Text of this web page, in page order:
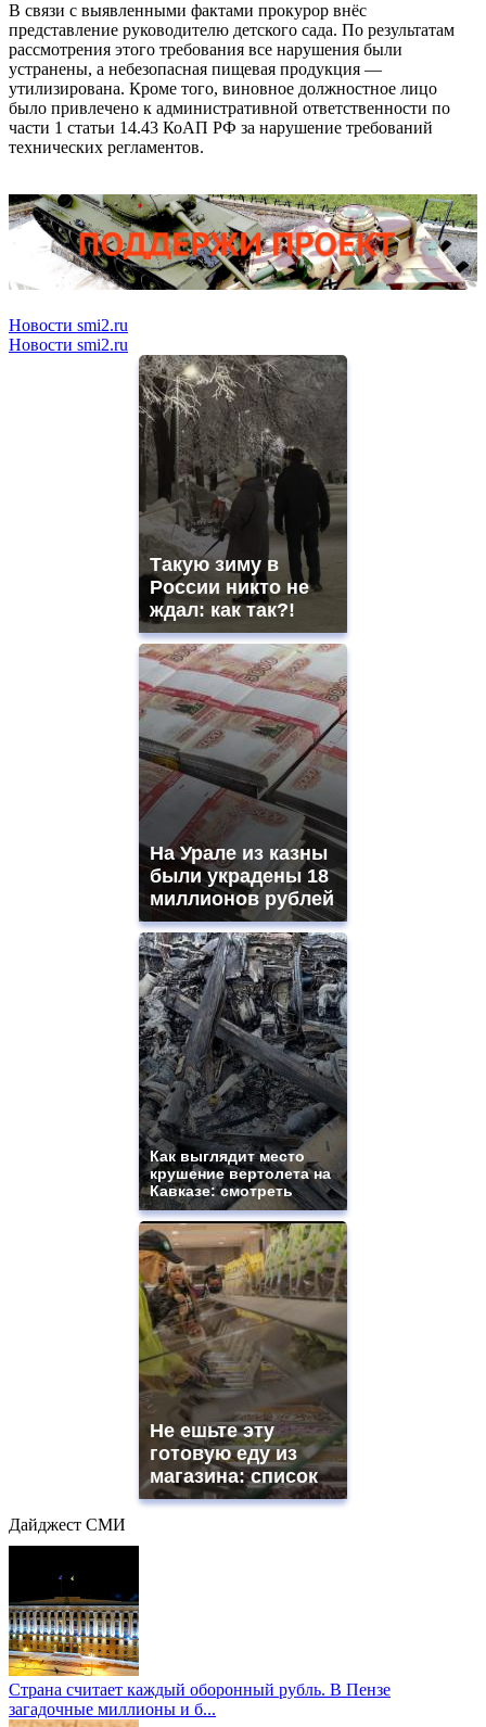
В связи с выявленными фактами прокурор внёс
представление руководителю детского сада. По результатам
рассмотрения этого требования все нарушения были
устранены, а небезопасная пищевая продукция —
утилизирована. Кроме того, виновное должностное лицо
было привлечено к административной ответственности по
части 1 статьи 14.43 КоАП РФ за нарушение требований
технических регламентов.
Новости smi2.ru
Новости smi2.ru
Такую зиму в
России никто не
ждал: как так?!
На Урале из казны
были украдены 18
миллионов рублей
Как выглядит место
крушение вертолета на
Кавказе: смотреть
Не ешьте эту
готовую еду из
магазина: список
Дайджест СМИ
Страна считает каждый оборонный рубль. В Пензе
загадочные миллионы и б...